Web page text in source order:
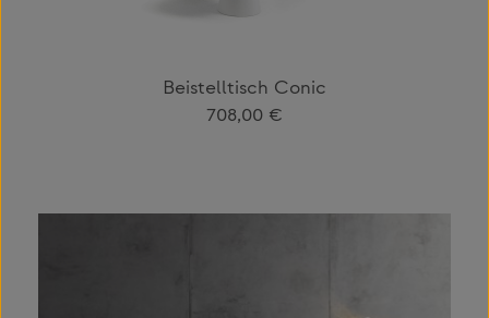
Beistelltisch Conic
Regulärer Preis:
708,00 €